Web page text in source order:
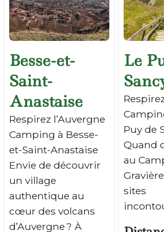
Besse-et-
Saint-
Anastaise
Respirez l’Auvergne
Camping à Besse-
et-Saint-Anastaise
Envie de découvrir
un village
authentique au
cœur des volcans
d’Auvergne ? À
Le
Puy de
Quand
au
sites